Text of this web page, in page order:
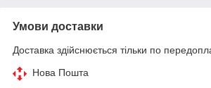
Умови доставки
Доставка здійснюється тільки по
Нова Пошта